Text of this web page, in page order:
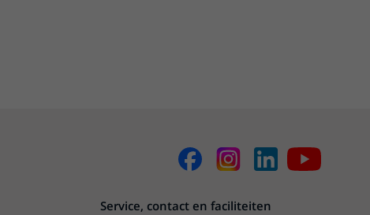
Service, contact en faciliteiten